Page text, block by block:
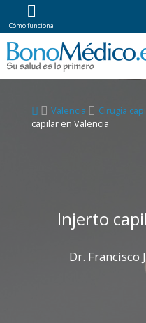
Valencia Cirugía
capilar en Valencia
Injerto
Dr. Francisco
Cómo funciona